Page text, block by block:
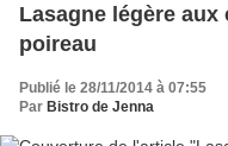
Lasagne légère
poireau
Publié le 28/11/2014 à 07:55
Par Bistro de Jenna